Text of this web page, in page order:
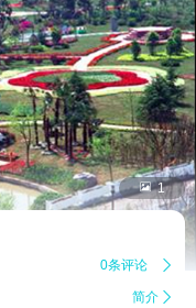
 1
0条评论 
简介 